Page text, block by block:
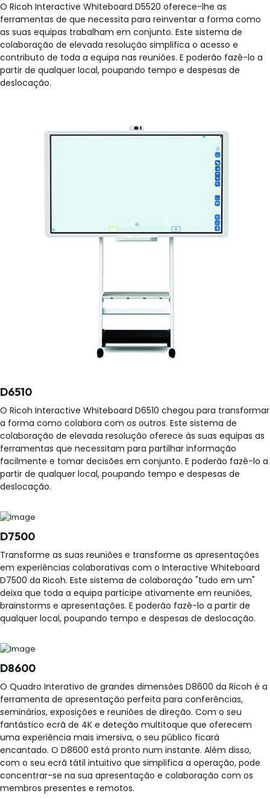
O Ricoh Interactive Whiteboard D5520 oferece-lhe as
ferramentas de que necessita para reinventar a forma como
as suas equipas trabalham em conjunto. Este sistema de
colaboração de elevada resolução simplifica o acesso e
contributo de toda a equipa nas reuniões. E poderão fazê-lo a
partir de qualquer local, poupando tempo e despesas de
deslocação.
D6510
O Ricoh Interactive Whiteboard D6510 chegou para transformar
a forma como colabora com os outros. Este sistema de
colaboração de elevada resolução oferece às suas equipas as
ferramentas que necessitam para partilhar informação
facilmente e tomar decisões em conjunto. E poderão fazê-lo a
partir de qualquer local, poupando tempo e despesas de
deslocação.
D7500
Transforme as suas reuniões e transforme as apresentações
em experiências colaborativas com o Interactive Whiteboard
D7500 da Ricoh. Este sistema de colaboração "tudo em um"
deixa que toda a equipa participe ativamente em reuniões,
brainstorms e apresentações. E poderão fazê-lo a partir de
qualquer local, poupando tempo e despesas de deslocação.
D8600
O Quadro Interativo de grandes dimensões D8600 da Ricoh é a
ferramenta de apresentação perfeita para conferências,
seminários, exposições e reuniões de direção. Com o seu
fantástico ecrã de 4K e deteção multitoque que oferecem
uma experiência mais imersiva, o seu público ficará
encantado. O D8600 está pronto num instante. Além disso,
com o seu ecrã tátil intuitivo que simplifica a operação, pode
concentrar-se na sua apresentação e colaboração com os
membros presentes e remotos.